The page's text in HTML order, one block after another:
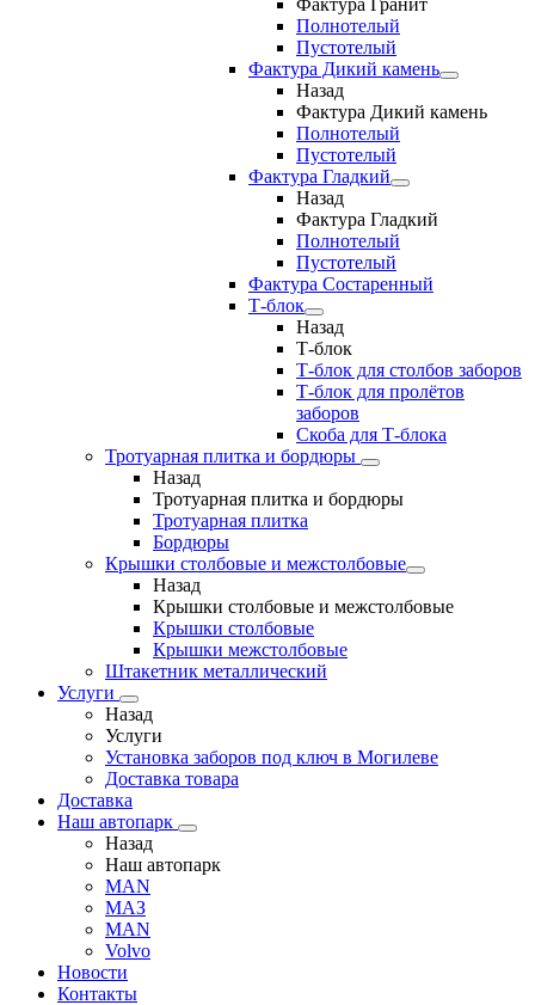
Фактура Гранит
Полнотелый
Пустотелый
Фактура Дикий камень
Назад
Фактура Дикий камень
Полнотелый
Пустотелый
Фактура Гладкий
Назад
Фактура Гладкий
Полнотелый
Пустотелый
Фактура Состаренный
Т-блок
Назад
Т-блок
Т-блок для столбов заборов
Т-блок для пролётов
заборов
Скоба для Т-блока
Тротуарная плитка и бордюры
Назад
Тротуарная плитка и бордюры
Тротуарная плитка
Бордюры
Крышки столбовые и межстолбовые
Назад
Крышки столбовые и межстолбовые
Крышки столбовые
Крышки межстолбовые
Штакетник металлический
Услуги
Назад
Услуги
Установка заборов под ключ в Могилеве
Доставка товара
Доставка
Наш автопарк
Назад
Наш автопарк
MAN
МАЗ
MAN
Volvo
Новости
Контакты